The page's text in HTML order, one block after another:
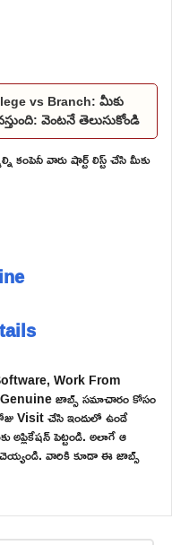
vs Branch: మీకు
వెంటనే తెలుసుకోండి
వారు షార్ట్ లిస్ట్ చేసి మీకు
Work From
Genuine జాబ్స్ సమాచారం కోసం
Visit చేసి ఇందులో ఉండే
అప్లికేషన్ పెట్టండి. అలాగే ఆ
వారికి కూడా ఈ జాబ్స్